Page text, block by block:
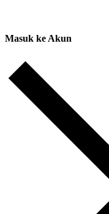
Masuk ke Akun